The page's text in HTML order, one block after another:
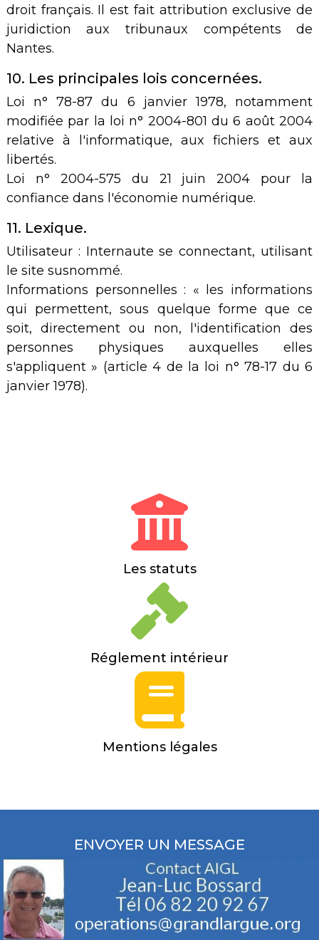
droit français. Il est fait attribution exclusive de
juridiction aux tribunaux compétents de
Nantes.
10. Les principales lois concernées.
Loi n° 78-87 du 6 janvier 1978, notamment
modifiée par la loi n° 2004-801 du 6 août 2004
relative à l'informatique, aux fichiers et aux
libertés.
Loi n° 2004-575 du 21 juin 2004 pour la
confiance dans l'économie numérique.
11. Lexique.
Utilisateur : Internaute se connectant, utilisant
le site susnommé.
Informations personnelles : « les informations
qui permettent, sous quelque forme que ce
soit, directement ou non, l'identification des
personnes physiques auxquelles elles
s'appliquent » (article 4 de la loi n° 78-17 du 6
janvier 1978).
Les statuts
Réglement intérieur
Mentions légales
ENVOYER UN MESSAGE